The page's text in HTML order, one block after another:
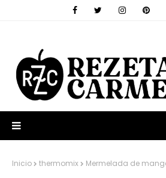
Inicio thermomix Mermelada de